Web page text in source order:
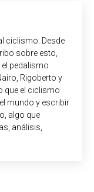
ciclismo. Desde
sobre esto,
pedalismo
Rigoberto y
que el ciclismo
mundo y escribir
algo que
análisis,